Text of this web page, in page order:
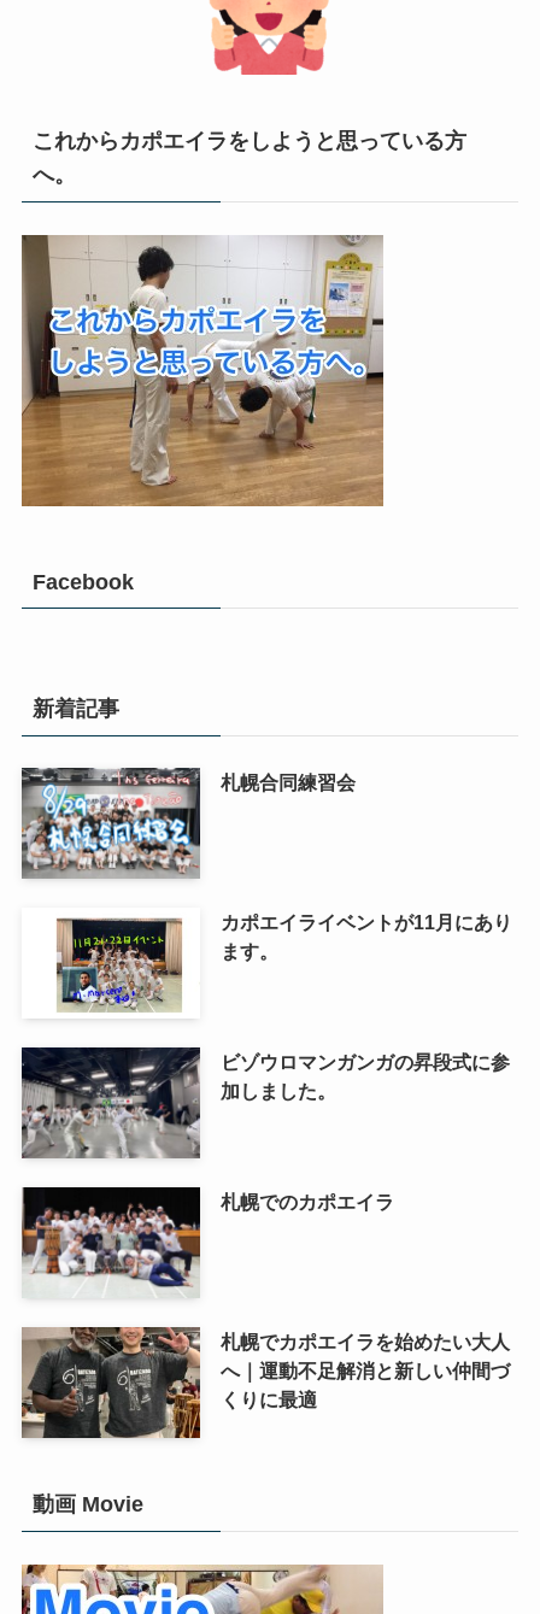
これからカポエイラをしようと思っている方
へ。
Facebook
新着記事
札幌合同練習会
カポエイライベントが11月にあり
ます。
ビゾウロマンガンガの昇段式に参
加しました。
札幌でのカポエイラ
札幌でカポエイラを始めたい大人
へ｜運動不足解消と新しい仲間づ
くりに最適
動画 Movie